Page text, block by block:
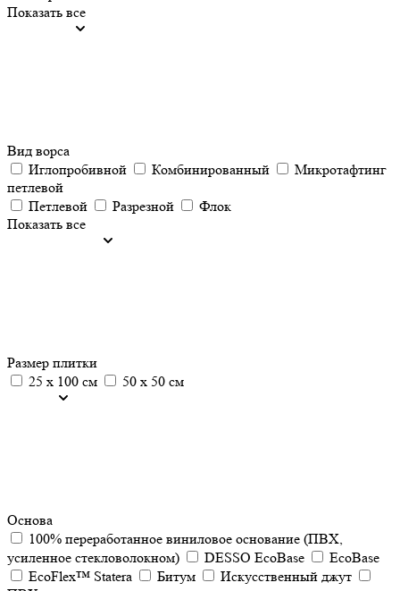
Показать все
Вид ворса
Иглопробивной
Комбинированный
Микротафтинг
петлевой
Петлевой
Разрезной
Флок
Показать все
Размер плитки
25 х 100 см
50 х 50 см
Основа
100% переработанное виниловое основание (ПВХ,
усиленное стекловолокном)
DESSO EcoBase
EcoBase
EcoFlex™ Statera
Битум
Искусственный джут